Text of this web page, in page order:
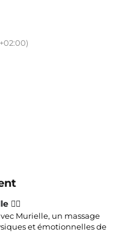
💆‍♂️
Murielle, un massage
et émotionnelles de